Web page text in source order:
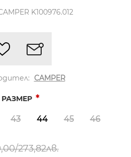
K100976.012
CAMPER
РАЗМЕР *
43 44 45 46
273,82лв.